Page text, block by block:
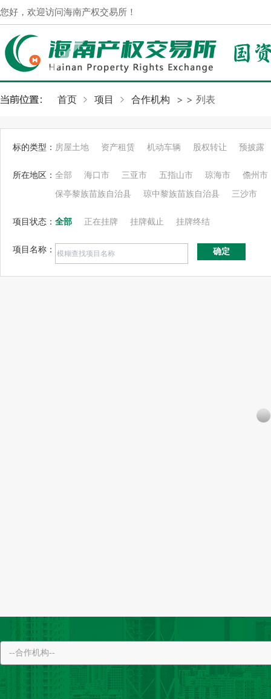
您好，欢迎访问海南产权交易所！
首页 项目 >
合作机构 > 列表
标的类型： 房屋土地 资产租赁 机动车辆 股权转让 预披露
所在地区： 全部 海口市 三亚市 五指山市 琼海市 儋州市
保亭黎族苗族自治县 琼中黎族苗族自治县 三沙市
项目状态： 全部 正在挂牌 挂牌截止 挂牌终结
项目名称： 确定